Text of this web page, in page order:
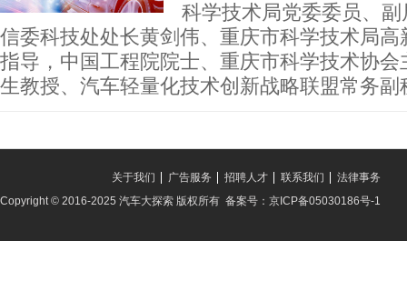
科学技术局党委委员、
信委科技处处长黄剑伟、重庆市科学技术局
指导，中国工程院院士、重庆市科学技术协
生教授、汽车轻量化技术创新战略联盟常务
法律事务
联系我们
招聘人才
广告服务
关于我们
Copyright © 2016-2025 汽车大探索 版权所有 备案号：京ICP备05030186号-1